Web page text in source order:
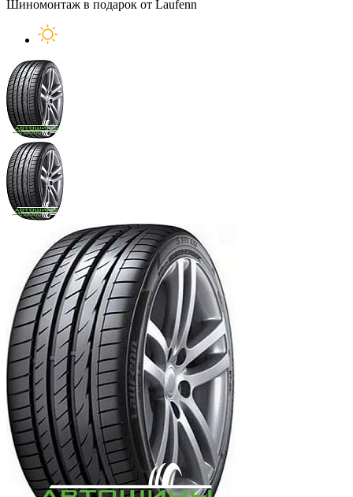
Шиномонтаж в подарок от Laufenn